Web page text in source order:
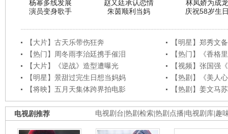
杨幂多线发展
演员变身歌手
赵又廷承认恋情
朱茵顺利当妈
林凤娇为成龙
庆祝58岁生
【大片】古天乐带伤狂奔
【明星】郑秀文
【热门】周冬雨李治廷携手催泪
【热门】《香格
【大片】《逆战》造型遭曝光
【视频】张国强
【明星】景甜过完生日想当妈妈
【热剧】《美人
【将映】五月天集体跨界拍电影
【热剧】姜文马
电视剧台 热剧检索 热剧点播 电视剧库 趣
电视剧推荐